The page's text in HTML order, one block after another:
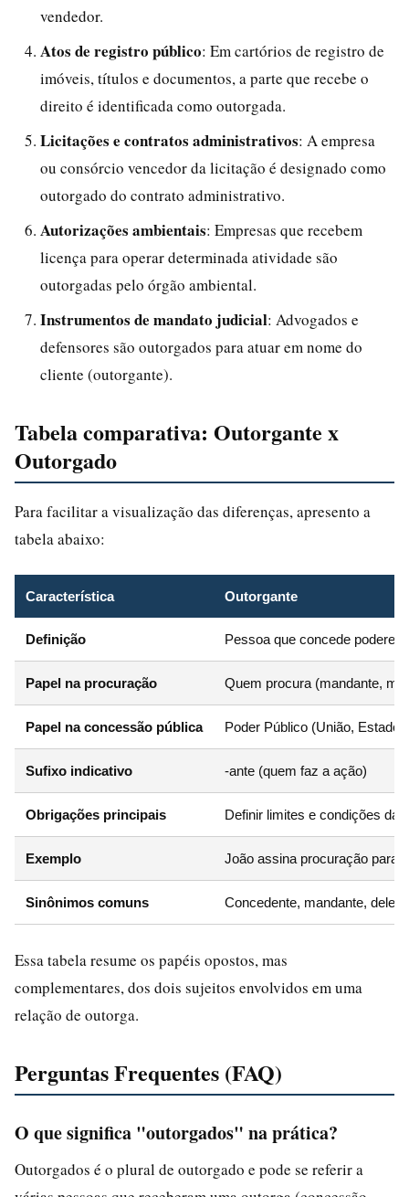
vendedor.
Atos de registro público: Em cartórios de registro de
imóveis, títulos e documentos, a parte que recebe o
direito é identificada como outorgada.
Licitações e contratos administrativos: A empresa
ou consórcio vencedor da licitação é designado como
outorgado do contrato administrativo.
Autorizações ambientais: Empresas que recebem
licença para operar determinada atividade são
outorgadas pelo órgão ambiental.
Instrumentos de mandato judicial: Advogados e
defensores são outorgados para atuar em nome do
cliente (outorgante).
Tabela comparativa: Outorgante x
Outorgado
Para facilitar a visualização das diferenças, apresento a
tabela abaixo:
Característica Outorgante
Definição Pessoa que concede
Papel na procuração Quem procura (mandante,
Papel na concessão pública Poder Público (União,
Sufixo indicativo -ante (quem faz a ação)
Obrigações principais Definir limites e condições da
Exemplo João assina procuração para
Sinônimos comuns Concedente, mandante,
Essa tabela resume os papéis opostos, mas
complementares, dos dois sujeitos envolvidos em uma
relação de outorga.
Perguntas Frequentes (FAQ)
O que significa "outorgados" na prática?
Outorgados é o plural de outorgado e pode se referir a